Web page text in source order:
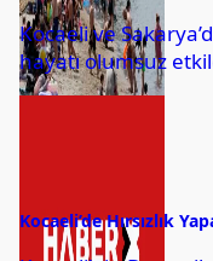
Kocaeli ve
hayatı olumsuz
saatlerinde cadde
Kocaeli’de Hırsızlık